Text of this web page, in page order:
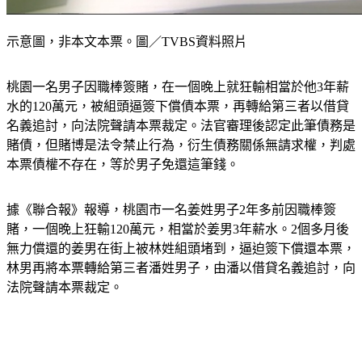
水的120萬元，被組頭逼簽下償債本票，再轉給第三者以借貸
名義追討，向法院聲請本票裁定。法官審理後認定此筆債務是
賭債，但賭博是法令禁止行為，衍生債務關係無請求權，判處
本票債權不存在，等於男子免還這筆錢。
賭，一個晚上狂輸120萬元，相當於姜男3年薪水。2個多月後
無力償還的姜男在街上被林姓組頭堵到，逼迫簽下償還本票，
林男再將本票轉給第三者潘姓男子，由潘以借貸名義追討，向
法院聲請本票裁定。